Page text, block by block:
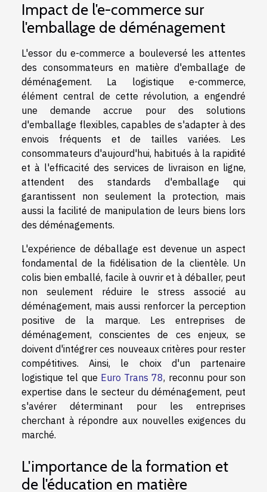
Impact de l'e-commerce sur
l'emballage de déménagement
L'essor du e-commerce a bouleversé les attentes
des consommateurs en matière d'emballage de
déménagement. La logistique e-commerce,
élément central de cette révolution, a engendré
une demande accrue pour des solutions
d'emballage flexibles, capables de s'adapter à des
envois fréquents et de tailles variées. Les
consommateurs d'aujourd'hui, habitués à la rapidité
et à l'efficacité des services de livraison en ligne,
attendent des standards d'emballage qui
garantissent non seulement la protection, mais
aussi la facilité de manipulation de leurs biens lors
des déménagements.
L'expérience de déballage est devenue un aspect
fondamental de la fidélisation de la clientèle. Un
colis bien emballé, facile à ouvrir et à déballer, peut
non seulement réduire le stress associé au
déménagement, mais aussi renforcer la perception
positive de la marque. Les entreprises de
déménagement, conscientes de ces enjeux, se
doivent d'intégrer ces nouveaux critères pour rester
compétitives. Ainsi, le choix d'un partenaire
logistique tel que Euro Trans 78, reconnu pour son
expertise dans le secteur du déménagement, peut
s'avérer déterminant pour les entreprises
cherchant à répondre aux nouvelles exigences du
marché.
L'importance de la formation et
de l'éducation en matière